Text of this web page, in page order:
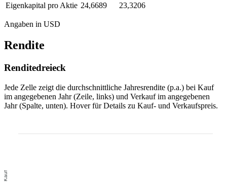
Eigenkapital pro Aktie 24,6689 23,3206
Angaben in USD
Rendite
Renditedreieck
Jede Zelle zeigt die durchschnittliche Jahresrendite (p.a.) bei Kauf
im angegebenen Jahr (Zeile, links) und Verkauf im angegebenen
Jahr (Spalte, unten). Hover für Details zu Kauf- und Verkaufspreis.
Kauf